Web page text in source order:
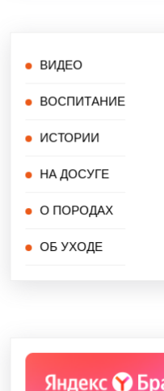
ВИДЕО
ВОСПИТАНИЕ
ИСТОРИИ
НА ДОСУГЕ
О ПОРОДАХ
ОБ УХОДЕ